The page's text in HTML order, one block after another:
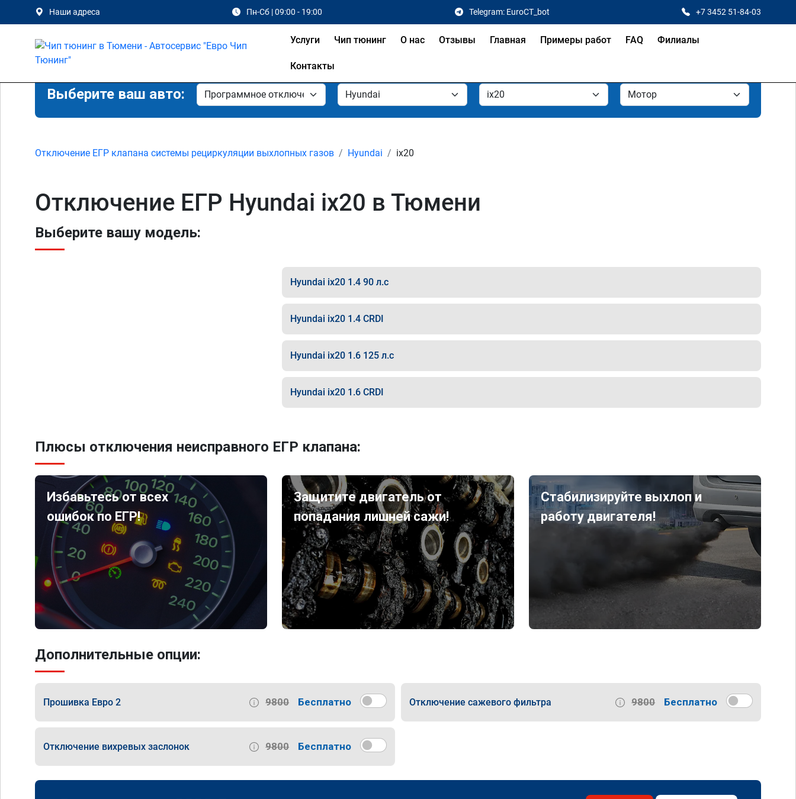
Наши адреса Пн-Сб | 09:00 - 19:00 Telegram: EuroCT_bot +7 3452 51-84-03
Услуги Чип тюнинг О нас Отзывы Главная Примеры работ FAQ Филиалы
Контакты
Выберите ваш авто:
Отключение ЕГР клапана системы рециркуляции выхлопных газов Hyundai ix20
Отключение ЕГР Hyundai ix20 в Тюмени
Выберите вашу модель:
Hyundai ix20 1.4 90 л.с
Hyundai ix20 1.4 CRDI
Hyundai ix20 1.6 125 л.с
Hyundai ix20 1.6 CRDI
Плюсы отключения неисправного ЕГР клапана:
Избавьтесь от всех
ошибок по ЕГР!
Защитите двигатель от
попадания лишней сажи!
Стабилизируйте выхлоп и
работу двигателя!
Дополнительные опции:
Прошивка Евро 2 9800 Бесплатно Отключение сажевого фильтра 9800 Бесплатно
Отключение вихревых заслонок 9800 Бесплатно